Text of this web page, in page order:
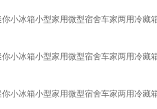
小冰箱小型家用微型宿舍车家两用冷藏
小冰箱小型家用微型宿舍车家两用冷藏
小冰箱小型家用微型宿舍车家两用冷藏